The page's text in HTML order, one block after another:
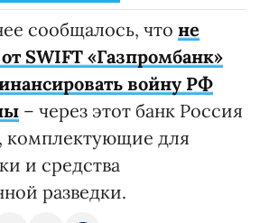
сообщалось, что не
SWIFT «Газпромбанк»
войну РФ
– через этот банк Россия
комплектующие для
и средства
разведки.